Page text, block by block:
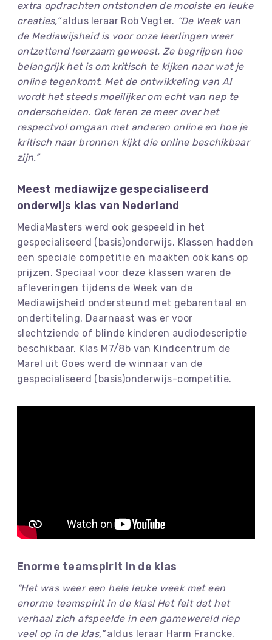
extra opdrachten ontstonden de mooiste en leuke
creaties,”aldus leraar Rob Vegter. “De Week van
de Mediawijsheid is voor onze leerlingen weer
ontzettend leerzaam geweest. Ze begrijpen hoe
belangrijk het is om kritisch te kijken naar wat je
online tegenkomt. Met de ontwikkeling van AI
wordt het steeds moeilijker om echt van nep te
onderscheiden. Ook leren ze meer over het
respectvol omgaan met anderen online en hoe je
kritisch naar bronnen kijkt die online beschikbaar
zijn.”
Meest mediawijze gespecialiseerd
onderwijs klas van Nederland
MediaMasters werd ook gespeeld in het
gespecialiseerd (basis)onderwijs. Klassen hadden
een speciale competitie en maakten ook kans op
prijzen. Speciaal voor deze klassen waren de
afleveringen tijdens de Week van de
Mediawijsheid ondersteund met gebarentaal en
ondertiteling. Daarnaast was er voor
slechtziende of blinde kinderen audiodescriptie
beschikbaar. Klas M7/8b van Kindcentrum de
Marel uit Goes werd de winnaar van de
gespecialiseerd (basis)onderwijs-competitie.
Enorme teamspirit in de klas
“Het was weer een hele leuke week met een
enorme teamspirit in de klas! Het feit dat het
verhaal zich afspeelde in een gamewereld riep
veel op in de klas,”aldus leraar Harm Francke.